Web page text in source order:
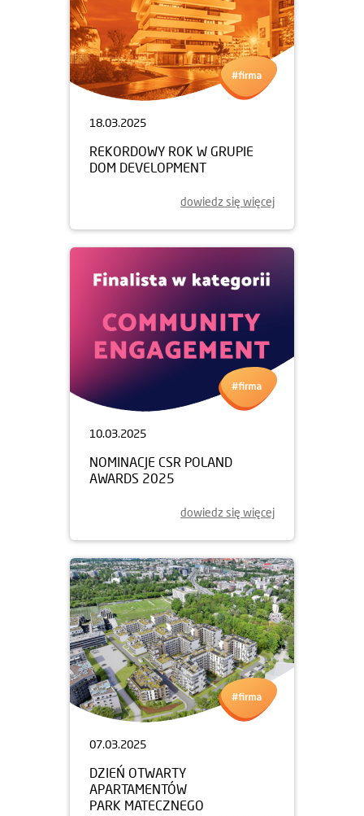
18.03.2025
REKORDOWY ROK W GRUPIE
DOM DEVELOPMENT
dowiedz się więcej
10.03.2025
NOMINACJE CSR POLAND
AWARDS 2025
dowiedz się więcej
07.03.2025
DZIEŃ OTWARTY
APARTAMENTÓW
PARK MATECZNEGO